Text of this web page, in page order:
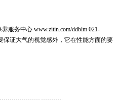
服务中心 www.zitin.com/ddblm 021-
保证大气的视觉感外，它在性能方面的要